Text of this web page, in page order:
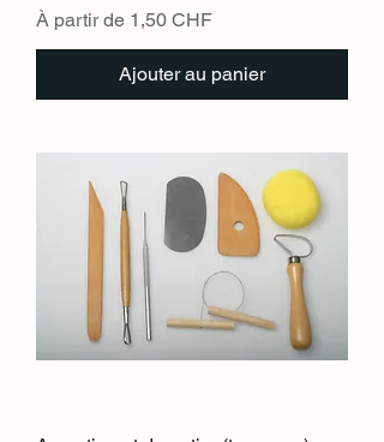
À partir de 1,50 CHF
Prix promotionnel
Ajouter au panier